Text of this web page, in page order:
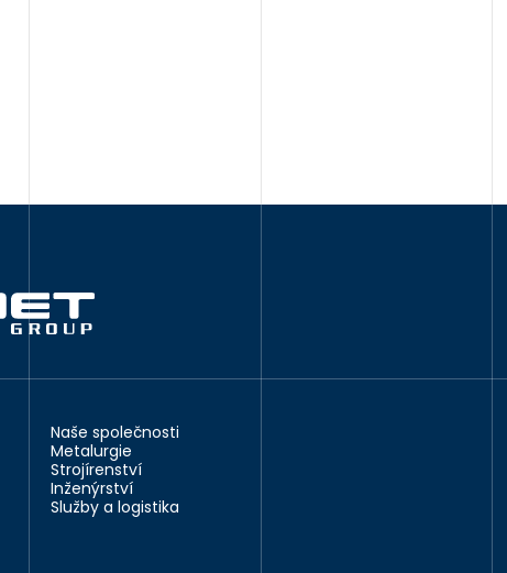
Naše společnosti
Metalurgie
Strojírenství
Inženýrství
Služby a logistika